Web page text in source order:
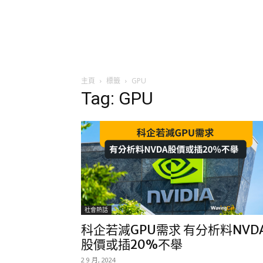
主頁 標籤 GPU
Tag: GPU
社會熱話
科企若減GPU需求 有分析料
股價或插20%不舉
2 9 月, 2024